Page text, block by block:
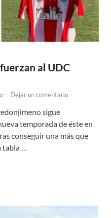
al UDC
- Dejar un comentario
sigue
temporada de éste en
conseguir una más que
tabla …